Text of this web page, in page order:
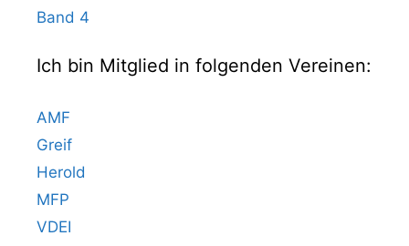
Band 4
Ich bin Mitglied in folgenden Vereinen:
AMF
Greif
Herold
MFP
VDEI